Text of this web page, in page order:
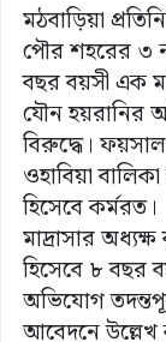
মঠবাড়িয়া
পৌর শহরের ৩
বছর বয়সী এক
যৌন হয়রানির
বিরুদ্ধে।
ওহাবিয়া
হিসেবে কর্মরত।
মাদ্রাসার
হিসেবে ৮ বছর
অভিযোগ
আবেদনে উল্লেখ